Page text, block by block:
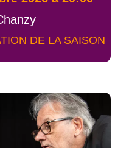
DE LA SAISON